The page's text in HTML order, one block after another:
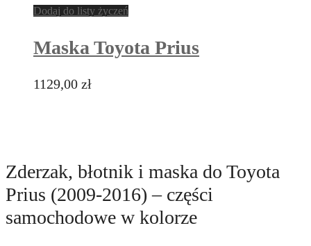
Dodaj do listy życzeń
Maska Toyota Prius
1129,00 zł
Zderzak, błotnik i maska do Toyota
Prius (2009-2016) – części
samochodowe w kolorze